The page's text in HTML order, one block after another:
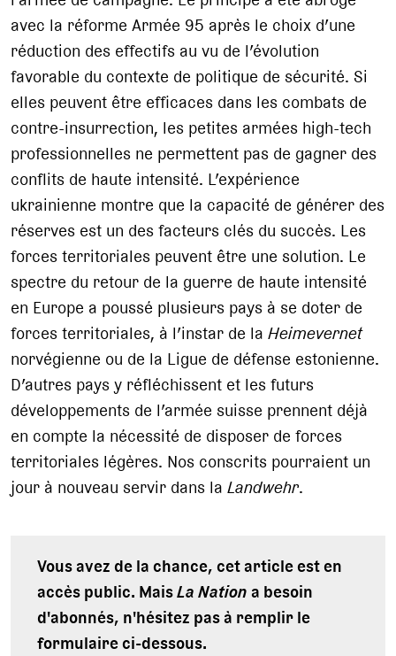
avec la réforme Armée 95 après le choix d’une
réduction des effectifs au vu de l’évolution
favorable du contexte de politique de sécurité. Si
elles peuvent être efficaces dans les combats de
contre-insurrection, les petites armées high-tech
professionnelles ne permettent pas de gagner des
conflits de haute intensité. L’expérience
ukrainienne montre que la capacité de générer des
réserves est un des facteurs clés du succès. Les
forces territoriales peuvent être une solution. Le
spectre du retour de la guerre de haute intensité
en Europe a poussé plusieurs pays à se doter de
forces territoriales, à l’instar de laHeimevernet
norvégienne ou de la Ligue de défense estonienne.
D’autres pays y réfléchissent et les futurs
développements de l’armée suisse prennent déjà
en compte la nécessité de disposer de forces
territoriales légères. Nos conscrits pourraient un
jour à nouveau servir dans laLandwehr.
Vous avez de la chance, cet article est en
accès public. MaisLa Nationa besoin
d'abonnés, n'hésitez pas à remplir le
formulaire ci-dessous.